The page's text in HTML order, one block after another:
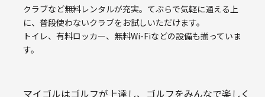
クラブなど無料レンタルが充実。てぶらで気軽に通える上
に、普段使わないクラブをお試しいただけます。
トイレ、有料ロッカー、無料Wi-Fiなどの設備も揃っていま
す。
マイゴルはゴルフが上達し、ゴルフをみんなで楽しく